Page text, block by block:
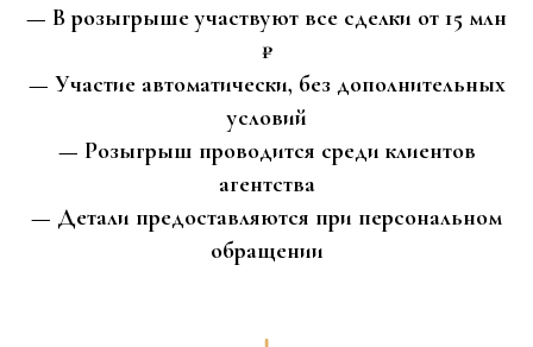
— В розыгрыше участвуют все сделки от 15 млн
₽
— Участие автоматически, без дополнительных
условий
— Розыгрыш проводится среди клиентов
агентства
— Детали предоставляются при персональном
обращении